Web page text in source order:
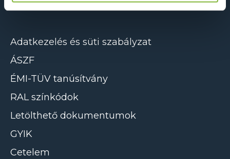
Adatkezelés és süti szabályzat
ÁSZF
ÉMI-TÜV tanúsítvány
RAL színkódok
Letölthető dokumentumok
GYIK
Cetelem